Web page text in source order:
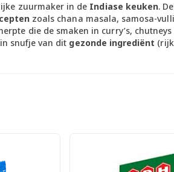
zuurmaker in de Indiase keuken.
zoals chana masala, samosa-
die de smaken in curry’s,
snufje van dit gezonde ingrediënt